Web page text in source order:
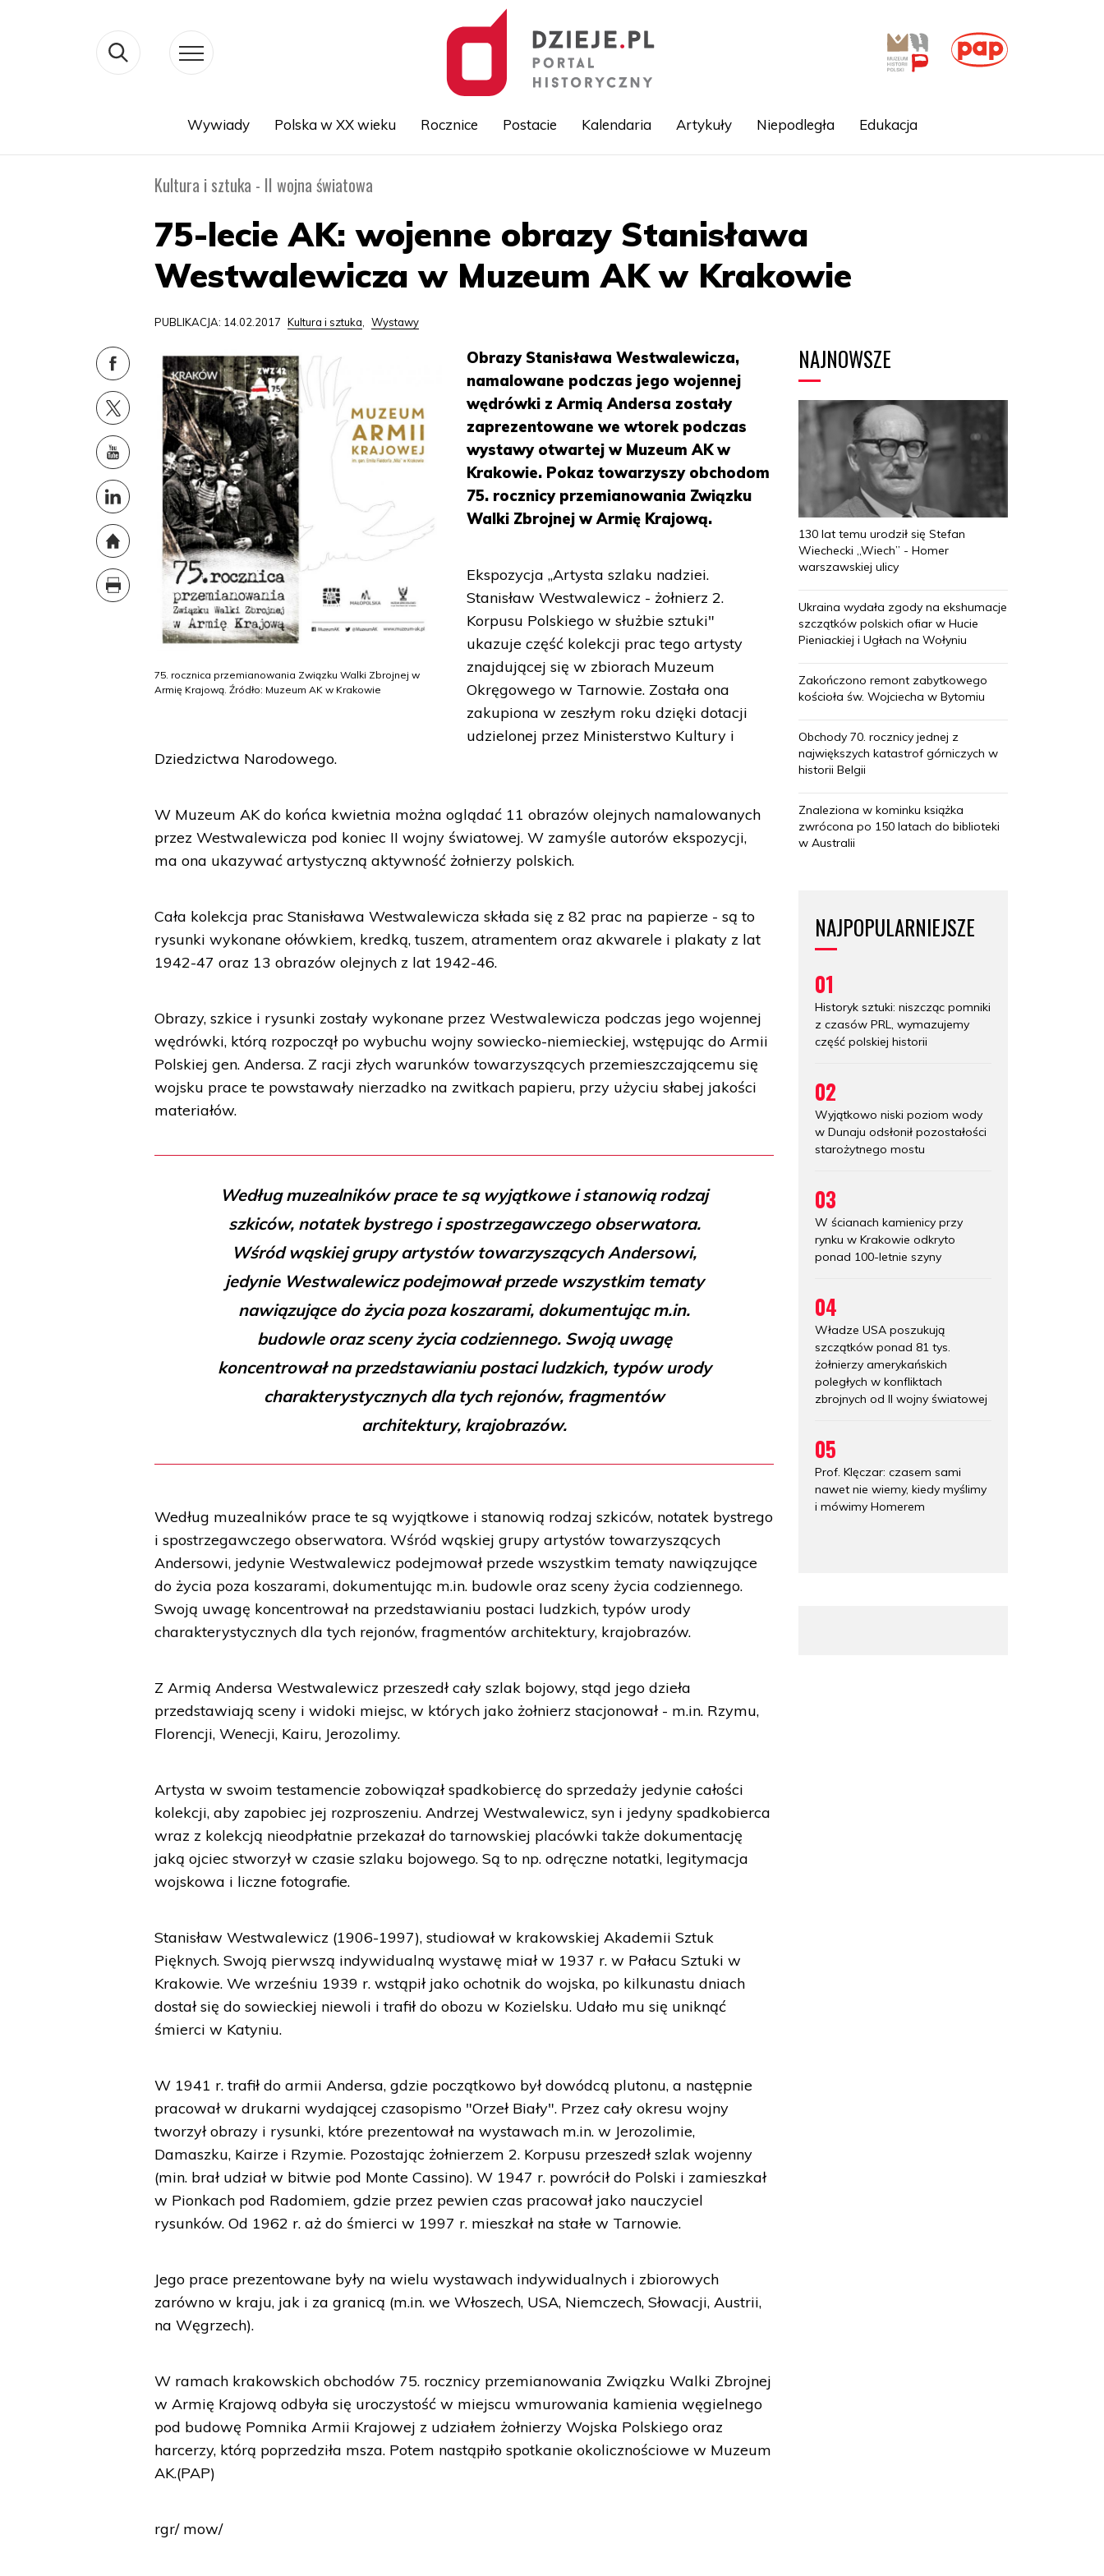
Wywiady Polska w XX wieku Rocznice Postacie Kalendaria Artykuły Niepodległa Edukacja
Kultura i sztuka - II wojna światowa
75-lecie AK: wojenne obrazy Stanisława
Westwalewicza w Muzeum AK w Krakowie
PUBLIKACJA: 14.02.2017 Kultura i sztuka, Wystawy
75. rocznica przemianowania Związku Walki Zbrojnej w
Armię Krajową. Źródło: Muzeum AK w Krakowie
Obrazy Stanisława Westwalewicza,
namalowane podczas jego wojennej
wędrówki z Armią Andersa zostały
zaprezentowane we wtorek podczas
wystawy otwartej w Muzeum AK w
Krakowie. Pokaz towarzyszy obchodom
75. rocznicy przemianowania Związku
Walki Zbrojnej w Armię Krajową.
Ekspozycja „Artysta szlaku nadziei.
Stanisław Westwalewicz - żołnierz 2.
Korpusu Polskiego w służbie sztuki"
ukazuje część kolekcji prac tego artysty
znajdującej się w zbiorach Muzeum
Okręgowego w Tarnowie. Została ona
zakupiona w zeszłym roku dzięki dotacji
udzielonej przez Ministerstwo Kultury i
Dziedzictwa Narodowego.
W Muzeum AK do końca kwietnia można oglądać 11 obrazów olejnych namalowanych
przez Westwalewicza pod koniec II wojny światowej. W zamyśle autorów ekspozycji,
ma ona ukazywać artystyczną aktywność żołnierzy polskich.
Cała kolekcja prac Stanisława Westwalewicza składa się z 82 prac na papierze - są to
rysunki wykonane ołówkiem, kredką, tuszem, atramentem oraz akwarele i plakaty z lat
1942-47 oraz 13 obrazów olejnych z lat 1942-46.
Obrazy, szkice i rysunki zostały wykonane przez Westwalewicza podczas jego wojennej
wędrówki, którą rozpoczął po wybuchu wojny sowiecko-niemieckiej, wstępując do Armii
Polskiej gen. Andersa. Z racji złych warunków towarzyszących przemieszczającemu się
wojsku prace te powstawały nierzadko na zwitkach papieru, przy użyciu słabej jakości
materiałów.
Według muzealników prace te są wyjątkowe i stanowią rodzaj
szkiców, notatek bystrego i spostrzegawczego obserwatora.
Wśród wąskiej grupy artystów towarzyszących Andersowi,
jedynie Westwalewicz podejmował przede wszystkim tematy
nawiązujące do życia poza koszarami, dokumentując m.in.
budowle oraz sceny życia codziennego. Swoją uwagę
koncentrował na przedstawianiu postaci ludzkich, typów urody
charakterystycznych dla tych rejonów, fragmentów
architektury, krajobrazów.
Według muzealników prace te są wyjątkowe i stanowią rodzaj szkiców, notatek bystrego
i spostrzegawczego obserwatora. Wśród wąskiej grupy artystów towarzyszących
Andersowi, jedynie Westwalewicz podejmował przede wszystkim tematy nawiązujące
do życia poza koszarami, dokumentując m.in. budowle oraz sceny życia codziennego.
Swoją uwagę koncentrował na przedstawianiu postaci ludzkich, typów urody
charakterystycznych dla tych rejonów, fragmentów architektury, krajobrazów.
Z Armią Andersa Westwalewicz przeszedł cały szlak bojowy, stąd jego dzieła
przedstawiają sceny i widoki miejsc, w których jako żołnierz stacjonował - m.in. Rzymu,
Florencji, Wenecji, Kairu, Jerozolimy.
Artysta w swoim testamencie zobowiązał spadkobiercę do sprzedaży jedynie całości
kolekcji, aby zapobiec jej rozproszeniu. Andrzej Westwalewicz, syn i jedyny spadkobierca
wraz z kolekcją nieodpłatnie przekazał do tarnowskiej placówki także dokumentację
jaką ojciec stworzył w czasie szlaku bojowego. Są to np. odręczne notatki, legitymacja
wojskowa i liczne fotografie.
Stanisław Westwalewicz (1906-1997), studiował w krakowskiej Akademii Sztuk
Pięknych. Swoją pierwszą indywidualną wystawę miał w 1937 r. w Pałacu Sztuki w
Krakowie. We wrześniu 1939 r. wstąpił jako ochotnik do wojska, po kilkunastu dniach
dostał się do sowieckiej niewoli i trafił do obozu w Kozielsku. Udało mu się uniknąć
śmierci w Katyniu.
W 1941 r. trafił do armii Andersa, gdzie początkowo był dowódcą plutonu, a następnie
pracował w drukarni wydającej czasopismo "Orzeł Biały". Przez cały okresu wojny
tworzył obrazy i rysunki, które prezentował na wystawach m.in. w Jerozolimie,
Damaszku, Kairze i Rzymie. Pozostając żołnierzem 2. Korpusu przeszedł szlak wojenny
(min. brał udział w bitwie pod Monte Cassino). W 1947 r. powrócił do Polski i zamieszkał
w Pionkach pod Radomiem, gdzie przez pewien czas pracował jako nauczyciel
rysunków. Od 1962 r. aż do śmierci w 1997 r. mieszkał na stałe w Tarnowie.
Jego prace prezentowane były na wielu wystawach indywidualnych i zbiorowych
zarówno w kraju, jak i za granicą (m.in. we Włoszech, USA, Niemczech, Słowacji, Austrii,
na Węgrzech).
W ramach krakowskich obchodów 75. rocznicy przemianowania Związku Walki Zbrojnej
w Armię Krajową odbyła się uroczystość w miejscu wmurowania kamienia węgielnego
pod budowę Pomnika Armii Krajowej z udziałem żołnierzy Wojska Polskiego oraz
harcerzy, którą poprzedziła msza. Potem nastąpiło spotkanie okolicznościowe w Muzeum
AK.(PAP)
rgr/ mow/
NAJNOWSZE
130 lat temu urodził się Stefan
Wiechecki „Wiech” - Homer
warszawskiej ulicy
Ukraina wydała zgody na ekshumacje
szczątków polskich ofiar w Hucie
Pieniackiej i Ugłach na Wołyniu
Zakończono remont zabytkowego
kościoła św. Wojciecha w Bytomiu
Obchody 70. rocznicy jednej z
największych katastrof górniczych w
historii Belgii
Znaleziona w kominku książka
zwrócona po 150 latach do biblioteki
w Australii
NAJPOPULARNIEJSZE
01
Historyk sztuki: niszcząc pomniki
z czasów PRL, wymazujemy
część polskiej historii
02
Wyjątkowo niski poziom wody
w Dunaju odsłonił pozostałości
starożytnego mostu
03
W ścianach kamienicy przy
rynku w Krakowie odkryto
ponad 100-letnie szyny
04
Władze USA poszukują
szczątków ponad 81 tys.
żołnierzy amerykańskich
poległych w konfliktach
zbrojnych od II wojny światowej
05
Prof. Klęczar: czasem sami
nawet nie wiemy, kiedy myślimy
i mówimy Homerem